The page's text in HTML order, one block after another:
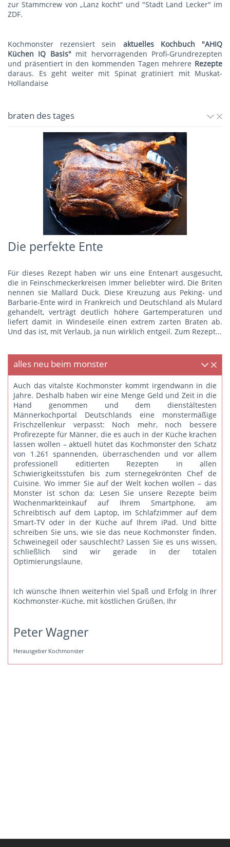
zur Stammcrew von „Lanz kocht“ und "Stadt Land Lecker" im
ZDF.
Kochmonster rezensiert sein aktuelles Kochbuch "AHIQ
Küchen IQ Basis" mit hervorragenden Profi-Grundrezepten
und präsentiert in den kommenden Tagen mehrere Rezepte
daraus. Es geht weiter mit Spinat gratiniert mit Muskat-
Hollandaise
braten des tages
Die perfekte Ente
Für dieses Rezept haben wir uns eine Entenart ausgesucht,
die in Feinschmeckerkreisen immer beliebter wird. Die Briten
nennen sie Mallard Duck. Diese Kreuzung aus Peking- und
Barbarie-Ente wird in Frankreich und Deutschland als Mulard
gehandelt, verträgt deutlich höhere Gartemperaturen und
liefert damit in Windeseile einen extrem zarten Braten ab.
Und das ist, mit Verlaub, ja nun wirklich entgeil. Zum Rezept...
alles neu beim monster
Auch das vitalste Kochmonster kommt irgendwann in die
Jahre. Deshalb haben wir eine Menge Geld und Zeit in die
Hand genommen und dem dienstältesten
Männerkochportal Deutschlands eine monstermäßige
Frischzellenkur verpasst: Noch mehr, noch bessere
Profirezepte für Männer, die es auch in der Küche krachen
lassen wollen – aktuell hütet das Kochmonster den Schatz
von 1.261 spannenden, überraschenden und vor allem
professionell editierten Rezepten in allen
Schwierigkeitsstufen bis zum sternegekrönten Chef de
Cuisine. Wo immer Sie auf der Welt kochen wollen – das
Monster ist schon da: Lesen Sie unsere Rezepte beim
Wochenmarkteinkauf auf Ihrem Smartphone, am
Schreibtisch auf dem Laptop, im Schlafzimmer auf dem
Smart-TV oder in der Küche auf Ihrem iPad. Und bitte
schreiben Sie uns, wie sie das neue Kochmonster finden.
Schweinegeil oder sauschlecht? Lassen Sie es uns wissen,
schließlich sind wir gerade in der totalen
Optimierungslaune.
Ich wünsche Ihnen weiterhin viel Spaß und Erfolg in Ihrer
Kochmonster-Küche, mit köstlichen Grüßen, Ihr
Peter Wagner
Herausgeber Kochmonster